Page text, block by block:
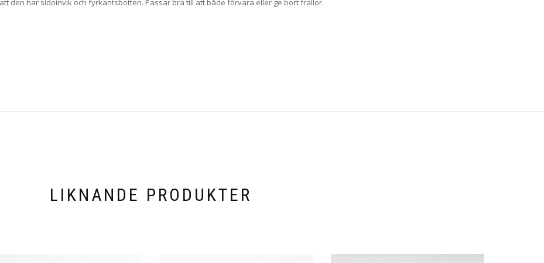
den har sidoinvik och fyrkantsbotten. Passar bra till att både förvara eller ge bort frallor.
LIKNANDE PRODUKTER